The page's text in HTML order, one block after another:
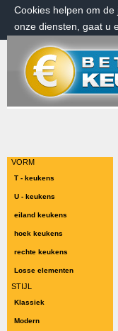
Cookies helpen om
onze diensten, gaat u
vrijdag 7 augustus 2026,
Welkom bij
VORM
T - keukens
U - keukens
eiland keukens
hoek keukens
rechte keukens
Losse elementen
STIJL
Klassiek
Modern